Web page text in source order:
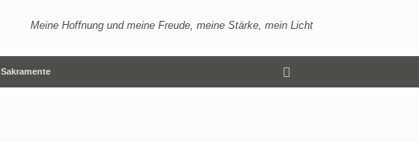
Meine Hoffnung und meine Freude, meine Stärke, mein Licht
Sakramente